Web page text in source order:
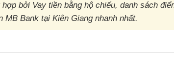
bởi Vay tiền bằng hộ chiếu, danh sách
Bank tại Kiên Giang nhanh nhất.